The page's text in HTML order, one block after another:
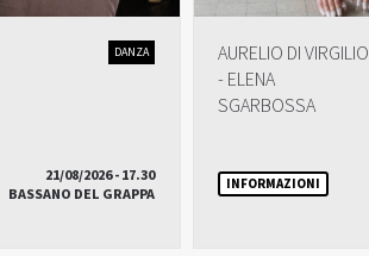
DANZA
21/08/2026 - 17.30
BASSANO DEL GRAPPA
AURELIO DI VIRGILIO
- ELENA
SGARBOSSA
INFORMAZIONI